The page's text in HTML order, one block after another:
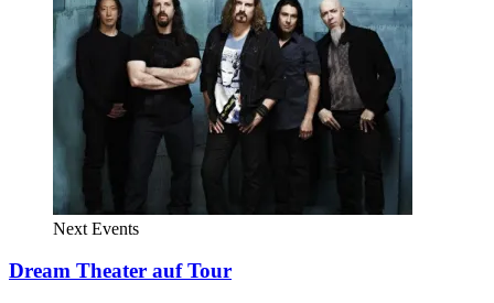
Next Events
Dream Theater auf Tour